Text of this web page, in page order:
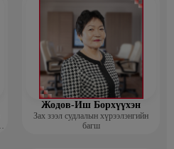
Жодов-Иш Борхүүхэн
Зах зээл судлалын хүрээлэнгийн
багш